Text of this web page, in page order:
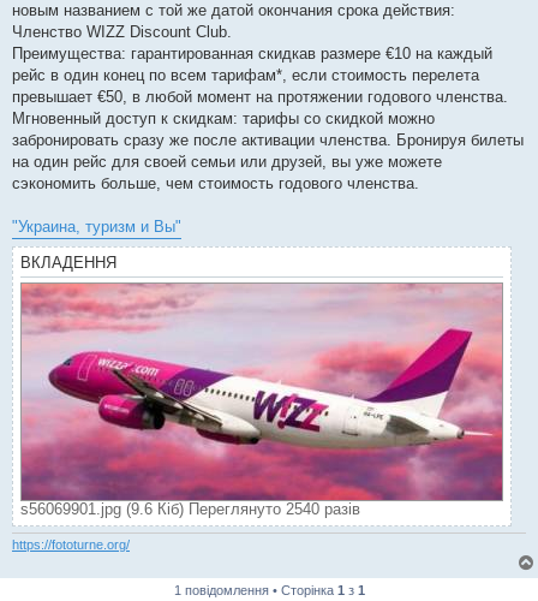
новым названием с той же датой окончания срока действия:
Членство WIZZ Discount Club.
Преимущества: гарантированная скидкав размере €10 на каждый
рейс в один конец по всем тарифам*, если стоимость перелета
превышает €50, в любой момент на протяжении годового членства.
Мгновенный доступ к скидкам: тарифы со скидкой можно
забронировать сразу же после активации членства. Бронируя билеты
на один рейс для своей семьи или друзей, вы уже можете
сэкономить больше, чем стоимость годового членства.
"Украина, туризм и Вы"
ВКЛАДЕННЯ
s56069901.jpg (9.6 Кіб) Переглянуто 2540 разів
https://fototurne.org/
1 повідомлення • Сторінка 1 з 1